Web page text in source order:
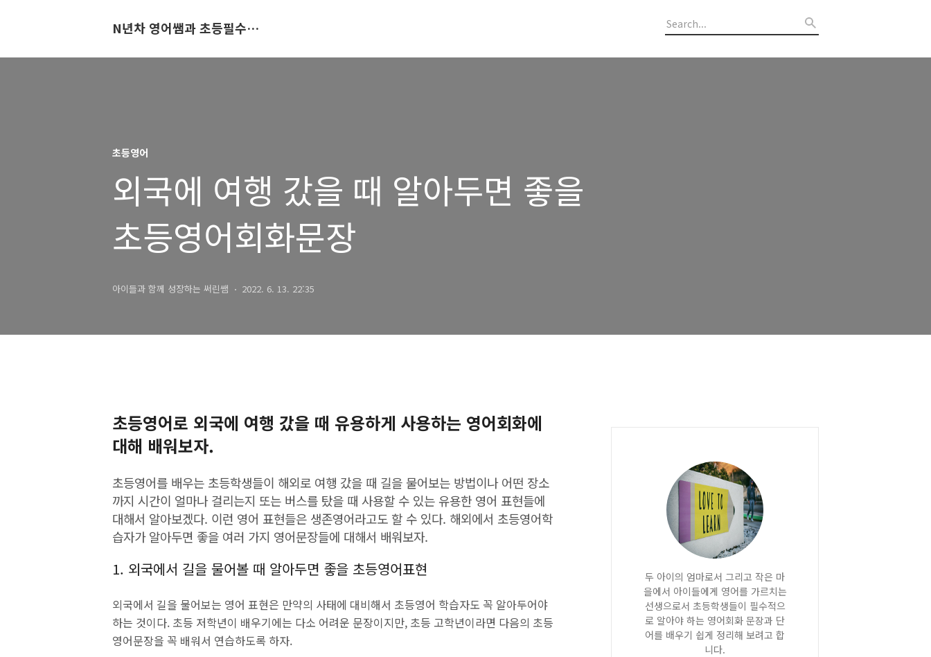
N년차 영어쌤과 초등필수영어회화 뽀개어보기
초등영어
외국에 여행 갔을 때 알아두면 좋을
초등영어회화문장
아이들과 함께 성장하는 써린쌤 2022. 6. 13. 22:35
초등영어로 외국에 여행 갔을 때 유용하게 사용하는 영어회화에
대해 배워보자.
초등영어를 배우는 초등학생들이 해외로 여행 갔을 때 길을 물어보는 방법이나 어떤 장소
까지 시간이 얼마나 걸리는지 또는 버스를 탔을 때 사용할 수 있는 유용한 영어 표현들에
대해서 알아보겠다. 이런 영어 표현들은 생존영어라고도 할 수 있다. 해외에서 초등영어학
습자가 알아두면 좋을 여러 가지 영어문장들에 대해서 배워보자.
1. 외국에서 길을 물어볼 때 알아두면 좋을 초등영어표현
외국에서 길을 물어보는 영어 표현은 만약의 사태에 대비해서 초등영어 학습자도 꼭 알아두어야
하는 것이다. 초등 저학년이 배우기에는 다소 어려운 문장이지만, 초등 고학년이라면 다음의 초등
영어문장을 꼭 배워서 연습하도록 하자.
두 아이의 엄마로서 그리고 작은 마
을에서 아이들에게 영어를 가르치는
선생으로서 초등학생들이 필수적으
로 알아야 하는 영어회화 문장과 단
어를 배우기 쉽게 정리해 보려고 합
니다.